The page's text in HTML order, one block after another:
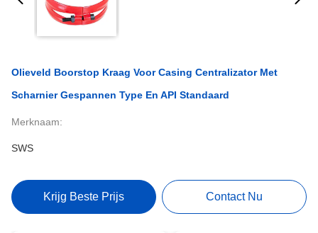
Olieveld Boorstop Kraag Voor Casing Centralizator Met
Scharnier Gespannen Type En API Standaard
Merknaam:
SWS
Krijg Beste Prijs Contact Nu